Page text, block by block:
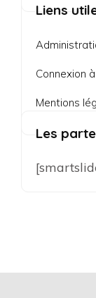
Liens
Connexion à
Mentions
Les